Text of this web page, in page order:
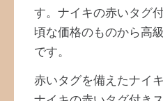
す。ナイキの赤いタグ
頃な価格のものから高
です。
赤いタグを備えたナイ